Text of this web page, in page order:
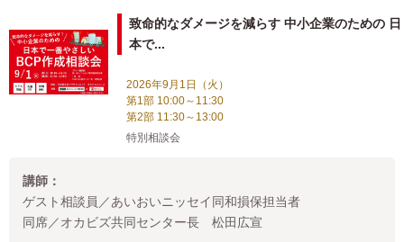
致命的なダメージを減らす 中小企業のための 日
本で...
2026年9月1日（火）
第1部 10:00～11:30
第2部 11:30～13:00
特別相談会
講師：
ゲスト相談員／あいおいニッセイ同和損保担当者
同席／オカビズ共同センター長 松田広宣